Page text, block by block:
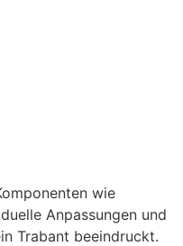
wie
Anpassungen und
Trabant beeindruckt.